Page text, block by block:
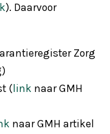
). Daarvoor
Zorg
( link naar GMH
naar GMH artikel